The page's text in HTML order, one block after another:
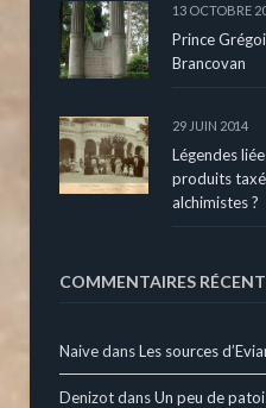
13 OCTOBRE
Prince
Brancovan
29 JUIN 2014
Légendes
produits
alchimistes ?
COMMENTAIRES
NaivedansLes sources
DenizotdansUn peu de